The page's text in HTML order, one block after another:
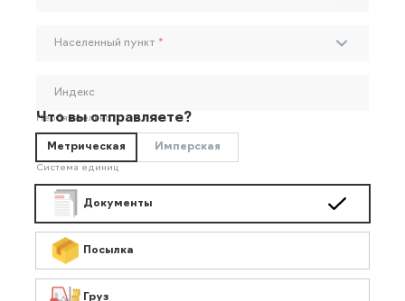
Населенный пункт *
Индекс
Необязательно
Что вы отправляете?
Метрическая Имперская
Система единиц
Документы
Посылка
Груз